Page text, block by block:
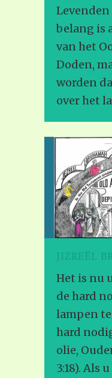
belang is
van het
Doden,
worden
over het
JIZREËL
Het is nu
de hard
lampen
hard
olie,
3:18). Als